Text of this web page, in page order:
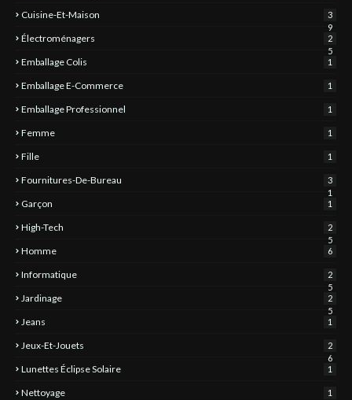
Cuisine-Et-Maison
3
9
Électroménagers
2
5
Emballage Colis 1
Emballage E-Commerce 1
Emballage Professionnel 1
Femme 1
Fille 1
Fournitures-De-Bureau
3
1
Garçon 1
High-Tech
2
5
Homme 6
Informatique
2
5
Jardinage
2
5
Jeans 1
Jeux-Et-Jouets
2
6
Lunettes Éclipse Solaire 1
Nettoyage 1